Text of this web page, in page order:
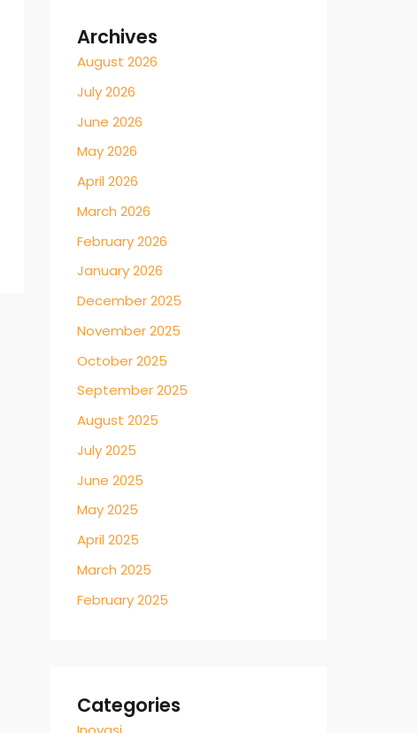
Archives
August 2026
July 2026
June 2026
May 2026
April 2026
March 2026
February 2026
January 2026
December 2025
November 2025
October 2025
September 2025
August 2025
July 2025
June 2025
May 2025
April 2025
March 2025
February 2025
Categories